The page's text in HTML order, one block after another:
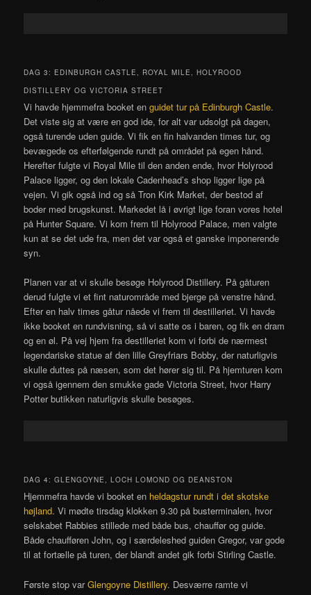
DAG 3: EDINBURGH CASTLE, ROYAL MILE, HOLYROOD
DISTILLERY OG VICTORIA STREET
Vi havde hjemmefra booket enguidet tur på Edinburgh Castle.
Det viste sig at være en god ide, for alt var udsolgt på dagen,
også turende uden guide. Vi fik en fin halvanden times tur, og
bevægede os efterfølgende rundt på området på egen hånd.
Herefter fulgte vi Royal Mile til den anden ende, hvor Holyrood
Palace ligger, og den lokale Cadenhead’s shop ligger lige på
vejen. Vi gik også ind og så Tron Kirk Market, der bestod af
boder med brugskunst. Markedet lå i øvrigt lige foran vores hotel
på Hunter Square. Vi kom frem til Holyrood Palace, men valgte
kun at se det ude fra, men det var også et ganske imponerende
syn.
Planen var at vi skulle besøge Holyrood Distillery. På gåturen
derud fulgte vi et fint naturområde med bjerge på venstre hånd.
Efter en halv times gåtur nåede vi frem til destilleriet. Vi havde
ikke booket en rundvisning, så vi satte os i baren, og fik en dram
og en øl. På vej hjem fra destilleriet kom vi forbi de nærmest
legendariske statue af den lille Greyfriars Bobby, der naturligvis
skulle duttes på næsen, som det hører sig til. På hjemturen kom
vi også igennem den smukke gade Victoria Street, hvor Harry
Potter butikken naturligvis skulle besøges.
DAG 4: GLENGOYNE, LOCH LOMOND OG DEANSTON
Hjemmefra havde vi booket en heldagstur rundt i det skotske
højland. Vi mødte tirsdag klokken 9.30 på busterminalen, hvor
selskabet Rabbies stillede med både bus, chauffør og guide.
Både chaufføren John, og i særdeleshed guiden Gregor, var gode
til at fortælle på turen, der blandt andet gik forbi Stirling Castle.
Første stop varGlengoyne Distillery. Desværre ramte vi